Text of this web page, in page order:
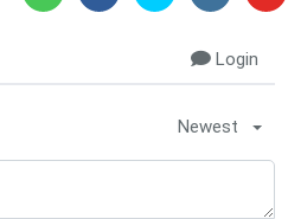
Login
Newest